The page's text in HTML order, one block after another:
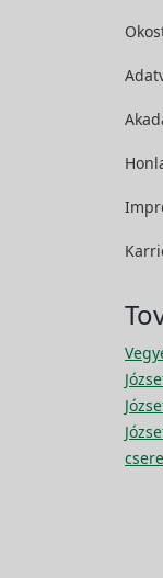
csere